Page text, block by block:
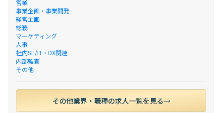
営業
事業企画・事業開発
経営企画
総務
マーケティング
人事
社内SE/IT・DX関連
内部監査
その他
その他業界・職種の求人一覧を見る